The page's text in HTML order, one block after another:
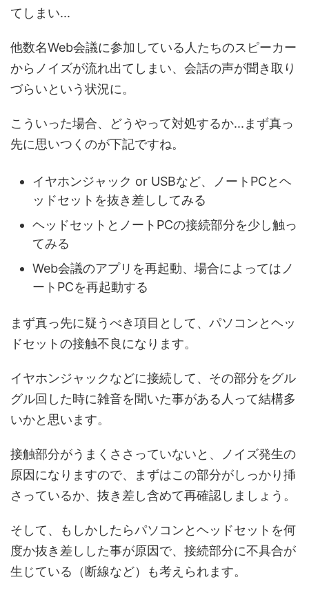
てしまい...
他数名Web会議に参加している人たちのスピーカー
からノイズが流れ出てしまい、会話の声が聞き取り
づらいという状況に。
こういった場合、どうやって対処するか...まず真っ
先に思いつくのが下記ですね。
イヤホンジャック or USBなど、ノートPCとヘ
ッドセットを抜き差ししてみる
ヘッドセットとノートPCの接続部分を少し触っ
てみる
Web会議のアプリを再起動、場合によってはノ
ートPCを再起動する
まず真っ先に疑うべき項目として、パソコンとヘッ
ドセットの接触不良になります。
イヤホンジャックなどに接続して、その部分をグル
グル回した時に雑音を聞いた事がある人って結構多
いかと思います。
接触部分がうまくささっていないと、ノイズ発生の
原因になりますので、まずはこの部分がしっかり挿
さっているか、抜き差し含めて再確認しましょう。
そして、もしかしたらパソコンとヘッドセットを何
度か抜き差しした事が原因で、接続部分に不具合が
生じている（断線など）も考えられます。